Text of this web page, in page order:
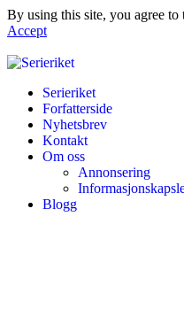
By using this site, you agree to
Accept
Serieriket
Forfatterside
Nyhetsbrev
Kontakt
Om oss
Annonsering
Blogg